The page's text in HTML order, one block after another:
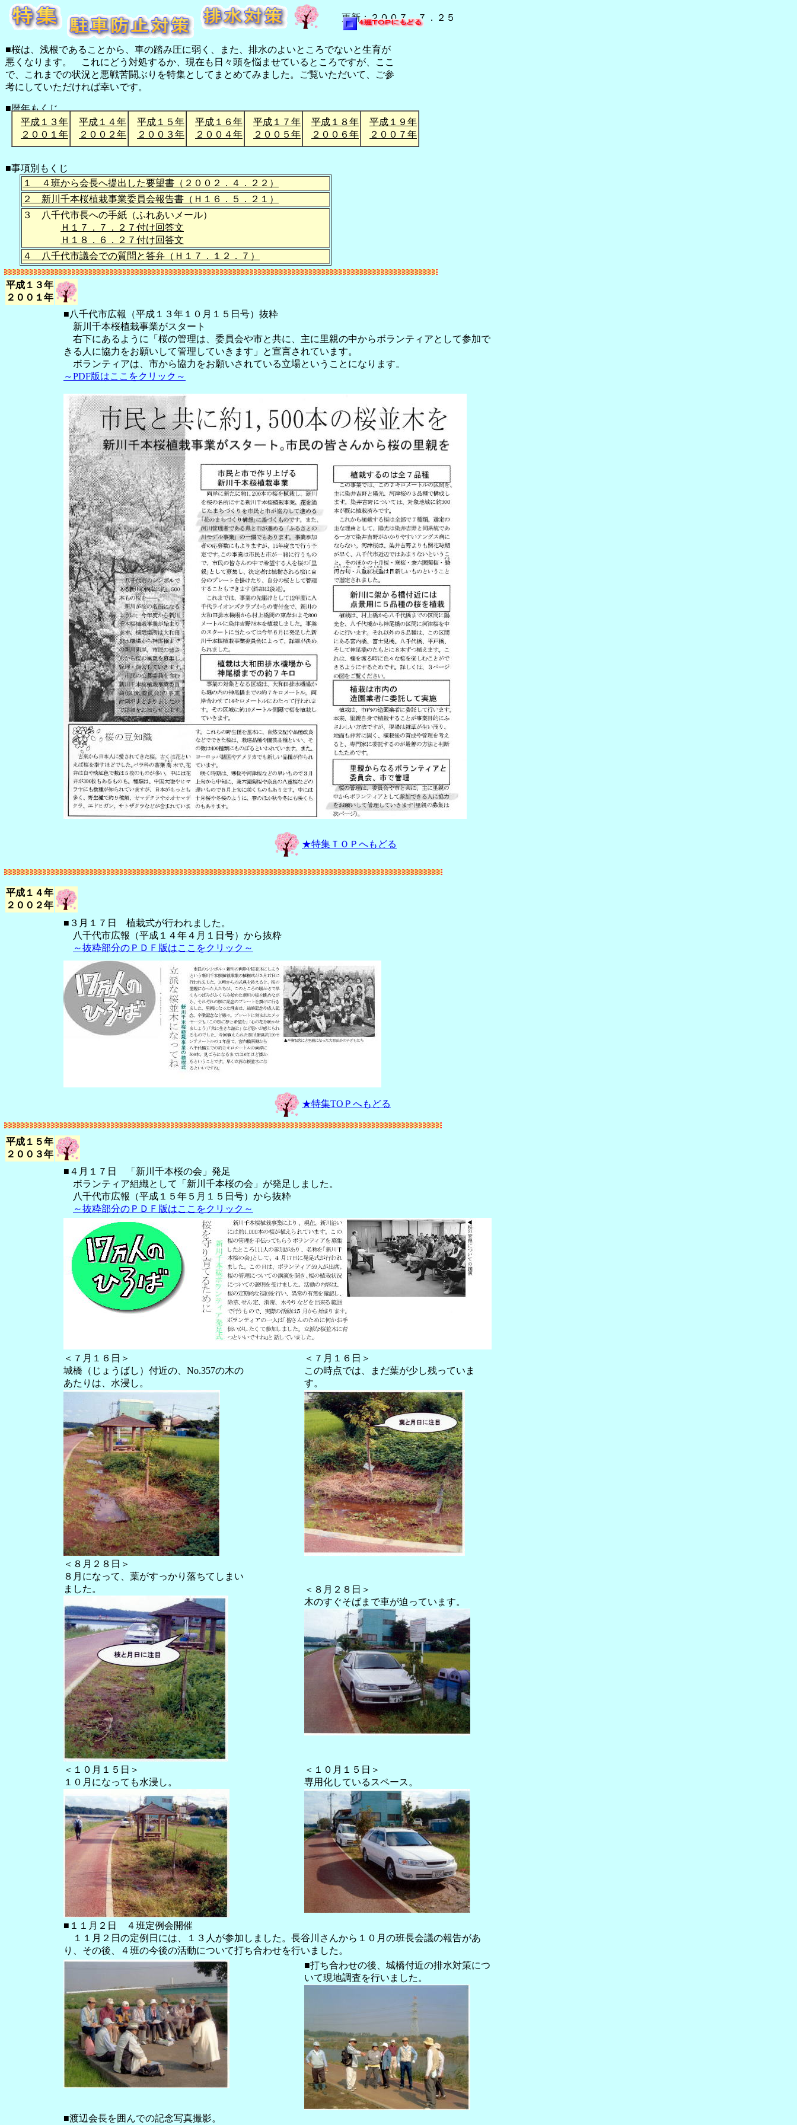
■暦年もくじ
平成１３年
２００１年
平成１４年
２００２年
平成１５年
２００３年
平成１６年
２００４年
平成１７年
２００５年
平成１８年
２００６年
平成１９年
２００７年
■事項別もくじ
１ ４班から会長へ提出した要望書（２００２．４．２２）
２ 新川千本桜植栽事業委員会報告書（Ｈ１６．５．２１）
３ 八千代市長への手紙（ふれあいメール）
Ｈ１７．７．２７付け回答文
Ｈ１８．６．２７付け回答文
４ 八千代市議会での質問と答弁（Ｈ１７．１２．７）
平成１３年
２００１年
■八千代市広報（平成１３年１０月１５日号）抜粋
新川千本桜植栽事業がスタート
右下にあるように「桜の管理は、委員会や市と共に、主に里親の中からボランティアとして参加で
きる人に協力をお願いして管理していきます」と宣言されています。
ボランティアは、市から協力をお願いされている立場ということになります。
～PDF版はここをクリック～
★特集ＴＯＰへもどる
平成１４年
２００２年
■３月１７日 植栽式が行われました。
八千代市広報（平成１４年４月１日号）から抜粋
～抜粋部分のＰＤＦ版はここをクリック～
★特集TOＰへもどる
平成１５年
２００３年
■４月１７日 「新川千本桜の会」発足
ボランティア組織として「新川千本桜の会」が発足しました。
八千代市広報（平成１５年５月１５日号）から抜粋
～抜粋部分のＰＤＦ版はここをクリック～
＜７月１６日＞
城橋（じょうばし）付近の、No.357の木の
あたりは、水浸し。
＜７月１６日＞
この時点では、まだ葉が少し残っていま
す。
＜８月２８日＞
８月になって、葉がすっかり落ちてしまい
ました。
＜８月２８日＞
木のすぐそばまで車が迫っています。
＜１０月１５日＞
１０月になっても水浸し。
＜１０月１５日＞
専用化しているスペース。
■１１月２日 ４班定例会開催
１１月２日の定例日には、１３人が参加しました。長谷川さんから１０月の班長会議の報告があ
り、その後、４班の今後の活動について打ち合わせを行いました。
■打ち合わせの後、城橋付近の排水対策につ
いて現地調査を行いました。
■渡辺会長を囲んでの記念写真撮影。
■桜は、浅根であることから、車の踏み圧に弱く、また、排水のよいところでないと生育が
悪くなります。 これにどう対処するか、現在も日々頭を悩ませているところですが、ここ
で、これまでの状況と悪戦苦闘ぶりを特集としてまとめてみました。ご覧いただいて、ご参
考にしていただければ幸いです。
更新：２００７．７．２５